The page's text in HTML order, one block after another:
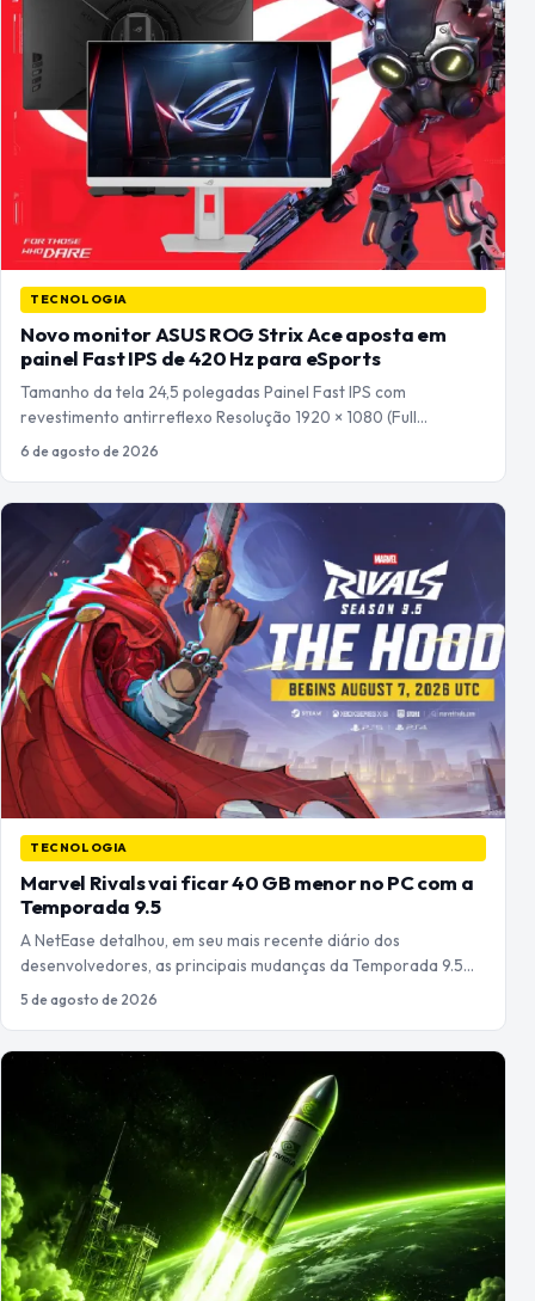
TECNOLOGIA
Novo monitor ASUS ROG Strix Ace aposta em
painel Fast IPS de 420 Hz para eSports
Tamanho da tela 24,5 polegadas Painel Fast IPS com
revestimento antirreflexo Resolução 1920 × 1080 (Full…
6 de agosto de 2026
TECNOLOGIA
Marvel Rivals vai ficar 40 GB menor no PC com a
Temporada 9.5
A NetEase detalhou, em seu mais recente diário dos
desenvolvedores, as principais mudanças da Temporada 9.5…
5 de agosto de 2026